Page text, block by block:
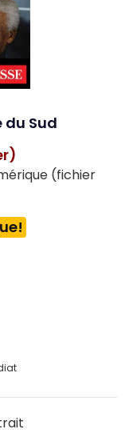
Sud
(fichier